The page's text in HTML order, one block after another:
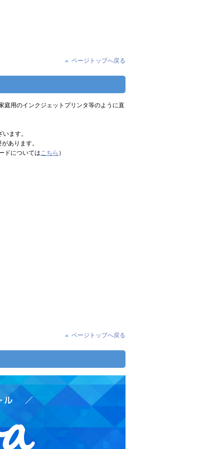
ページトップへ戻る
用のインクジェットプリンタ等のように直
ます。
あります。
ドについては こちら ）
ページトップへ戻る